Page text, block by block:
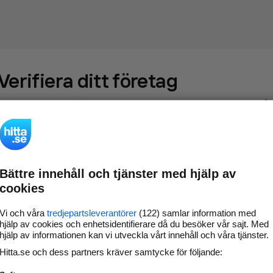
ditt företag
som69 549företag - ta kontroll över din företagssida på
hitta.se och syns bättre mot kunder i ditt närområde. Helt
kostnadsfritt.
Uppdatera din
företagsinformation
Svara på och hantera dina
Gå vidare
Bättre innehåll och tjänster med hjälp av
cookies
Vi och våra tredjepartsleverantörer (122) samlar information med
hjälp av cookies och enhetsidentifierare då du besöker vår sajt. Med
hjälp av informationen kan vi utveckla vårt innehåll och våra tjänster.
Hitta.se och dess partners kräver samtycke för följande: